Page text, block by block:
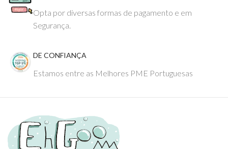
Opta por diversas formas de pagamento e em
Segurança.
DE CONFIANÇA
Estamos entre as Melhores PME Portuguesas